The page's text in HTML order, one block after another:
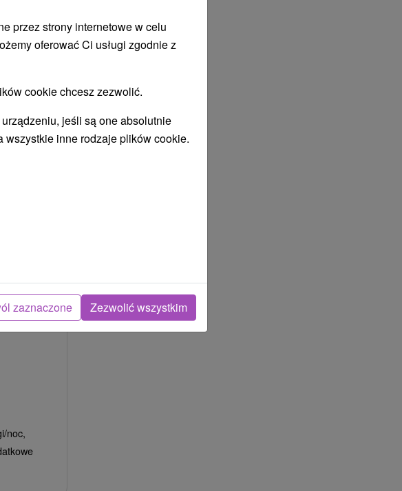
OCENY
/noc/osoba
spa dla
noc,
przez strony internetowe w celu
oferować Ci usługi zgodnie z
cookie chcesz zezwolić.
jeśli są one absolutnie
wszystkie inne rodzaje plików cookie.
zaznaczone Zezwolić wszystkim